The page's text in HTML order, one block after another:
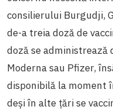
consilierului Burgudji,
de-a treia doză de
doză se administrează
Moderna sau Pfizer,
disponibilă la moment
deși în alte țări se